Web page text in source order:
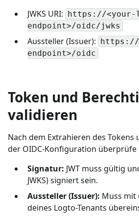
JWKS URI:
https://<your-
endpoint>/oidc/jwks
Aussteller (Issuer):
https://
endpoint>/oidc
Token und
validieren
Nach dem Extrahieren des Tokens
der OIDC-Konfiguration überprüfe
Signatur: JWT muss gültig
JWKS) signiert sein.
Aussteller (Issuer): Muss mit
deines Logto-Tenants